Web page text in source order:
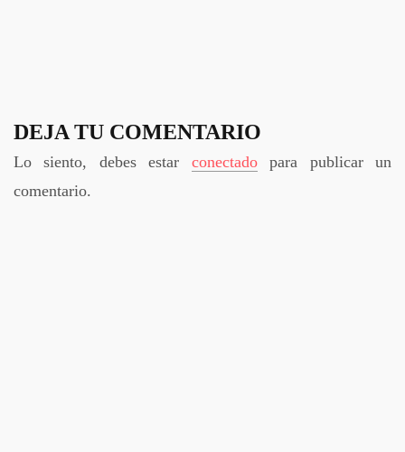
DEJA TU COMENTARIO
Lo siento, debes estar conectadopara publicar un
comentario.